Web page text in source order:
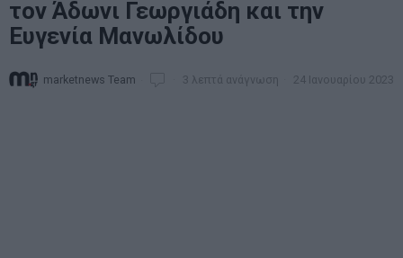
τον Άδωνι Γεωργιάδη και την
Ευγενία Μανωλίδου
marketnews Team 3 λεπτά ανάγνωση 24 Ιανουαρίου 2023